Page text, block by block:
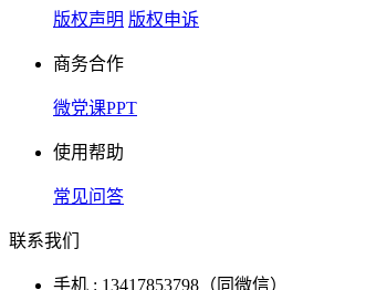
版权声明 版权申诉
商务合作
微党课PPT
使用帮助
常见问答
联系我们
手机 : 13417853798（同微信）